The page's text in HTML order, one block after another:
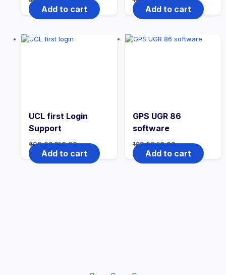
Add to cart Add to cart
UCL first Login
Support
600.00 350.00
Add to cart
GPS UGR 86
software
199.00 50.00
Add to cart